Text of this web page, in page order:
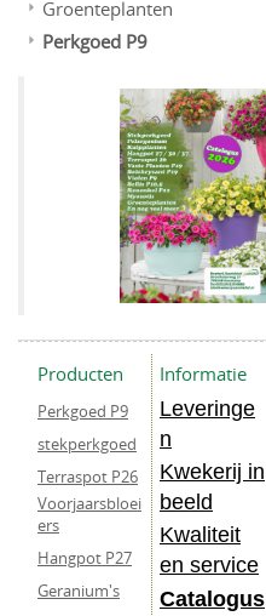
Groenteplanten
Perkgoed P9
Producten
Perkgoed P9
stekperkgoed
Terraspot P26
Voorjaarsbloei
ers
Hangpot P27
Geranium's
Informatie
Leveringe
n
Kwekerij in
beeld
Kwaliteit
en service
Catalogus